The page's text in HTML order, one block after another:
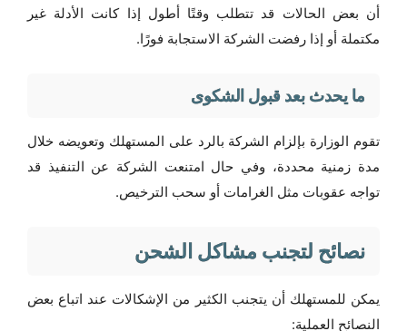
أن بعض الحالات قد تتطلب وقتًا أطول إذا كانت الأدلة غير
مكتملة أو إذا رفضت الشركة الاستجابة فورًا.
ما يحدث بعد قبول الشكوى
تقوم الوزارة بإلزام الشركة بالرد على المستهلك وتعويضه خلال
مدة زمنية محددة، وفي حال امتنعت الشركة عن التنفيذ قد
تواجه عقوبات مثل الغرامات أو سحب الترخيص.
نصائح لتجنب مشاكل الشحن
يمكن للمستهلك أن يتجنب الكثير من الإشكالات عند اتباع بعض
النصائح العملية: